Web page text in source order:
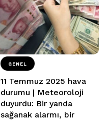
GENEL
11 Temmuz 2025 hava
durumu | Meteoroloji
duyurdu: Bir yanda
sağanak alarmı, bir